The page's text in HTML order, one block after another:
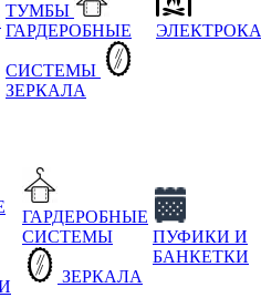
ТУМБЫ
ГАРДЕРОБНЫЕ
СИСТЕМЫ
ЗЕРКАЛА
ГАРДЕРОБНЫЕ
СИСТЕМЫ
ЗЕРКАЛА
ПУФИКИ И
БАНКЕТКИ